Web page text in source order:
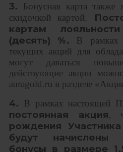
3.
Бонусная карта также
скидочкой картой.
картам
(десять) %. В рамках
текущих акций для
могут даваться
действующие акции
auragold.ru в разделе
4. В рамках настоящей
постоянная акция,
рождения
будут начислены
бонусы в размере